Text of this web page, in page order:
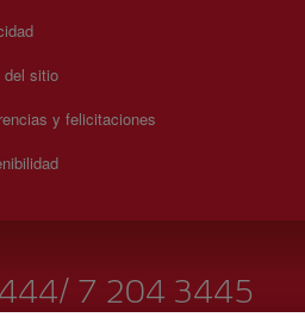
del sitio
y felicitaciones
7 204 3445